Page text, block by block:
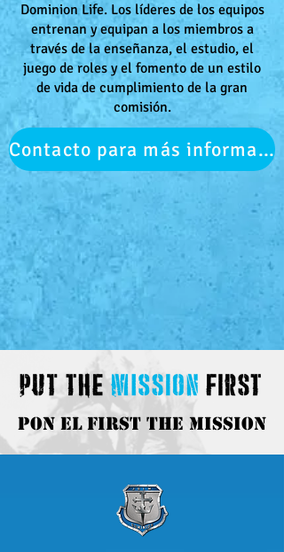
Dominion Life. Los líderes de los equipos
entrenan y equipan a los miembros a
través de la enseñanza, el estudio, el
juego de roles y el fomento de un estilo
de vida de cumplimiento de la gran
comisión.
Contacto para más información
PON EL FIRST THE MISSION